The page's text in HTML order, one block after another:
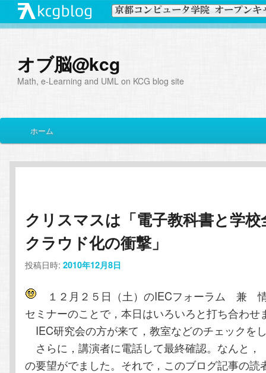
オブ脳@kcg
Math, e-Learning and UML on KCG blog site
イ
メ
イ
コ
ン
ン
ツ
へ
サ
ブ
ン
テ
ツ
へ
移
ホーム
クリスマスは「電子教科書と学校
クラウド化の衝撃」
投稿日時:2010年12月8日
１２月２５日（土）のIECフォーラム 兼
セミナーのことで，本日はいろいろと打ち合わせ
IEC研究会の方が来て，教室などのチェックを
さらに，講演者に電話して最終確認。なんと，
の要望がでました。それで，このブログ記事の読